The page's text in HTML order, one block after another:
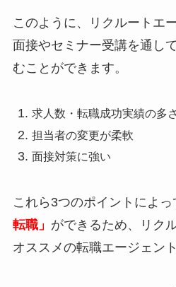
このように、リクルートエ
面接やセミナー受講を通し
むことができます。
求人数・転職成功実績の多さ
担当者の変更が柔軟
面接対策に強い
これら3つのポイントによっ
転職」 ができるため、リク
オススメの転職エージェン